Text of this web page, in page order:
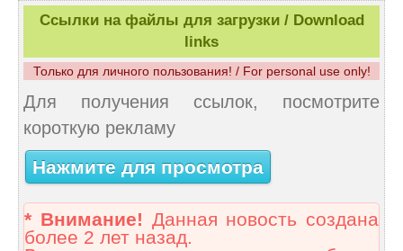
Ссылки на файлы для загрузки / Download
links
Только для личного пользования! / For personal use only!
Для получения ссылок, посмотрите
короткую рекламу
Нажмите для просмотра
* Внимание! Данная новость создана
более 2 лет назад.